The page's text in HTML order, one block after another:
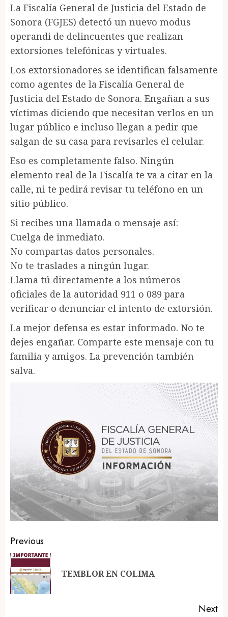
La Fiscalía General de Justicia del Estado de
Sonora (FGJES) detectó un nuevo modus
operandi de delincuentes que realizan
extorsiones telefónicas y virtuales.
Los extorsionadores se identifican falsamente
como agentes de la Fiscalía General de
Justicia del Estado de Sonora. Engañan a sus
víctimas diciendo que necesitan verlos en un
lugar público e incluso llegan a pedir que
salgan de su casa para revisarles el celular.
Eso es completamente falso. Ningún
elemento real de la Fiscalía te va a citar en la
calle, ni te pedirá revisar tu teléfono en un
sitio público.
Si recibes una llamada o mensaje así:
Cuelga de inmediato.
No compartas datos personales.
No te traslades a ningún lugar.
Llama tú directamente a los números
oficiales de la autoridad 911 o 089 para
verificar o denunciar el intento de extorsión.
La mejor defensa es estar informado. No te
dejes engañar. Comparte este mensaje con tu
familia y amigos. La prevención también
salva.
Post
navigation
Previous
TEMBLOR EN COLIMA
Next